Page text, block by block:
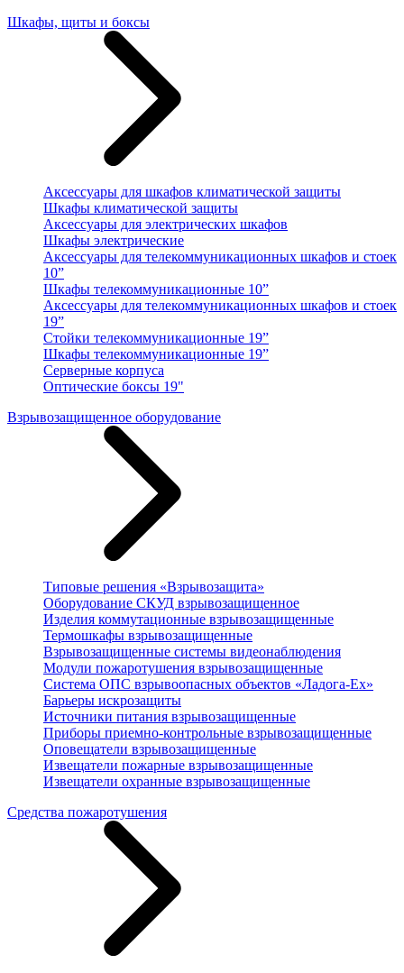
Шкафы, щиты и боксы
Аксессуары для шкафов климатической защиты
Шкафы климатической защиты
Аксессуары для электрических шкафов
Шкафы электрические
Аксессуары для телекоммуникационных шкафов и стоек
10”
Шкафы телекоммуникационные 10”
Аксессуары для телекоммуникационных шкафов и стоек
19”
Стойки телекоммуникационные 19”
Шкафы телекоммуникационные 19”
Серверные корпуса
Оптические боксы 19"
Взрывозащищенное оборудование
Типовые решения «Взрывозащита»
Оборудование СКУД взрывозащищенное
Изделия коммутационные взрывозащищенные
Термошкафы взрывозащищенные
Взрывозащищенные системы видеонаблюдения
Модули пожаротушения взрывозащищенные
Система ОПС взрывоопасных объектов «Ладога-Ex»
Барьеры искрозащиты
Источники питания взрывозащищенные
Приборы приемно-контрольные взрывозащищенные
Оповещатели взрывозащищенные
Извещатели пожарные взрывозащищенные
Извещатели охранные взрывозащищенные
Средства пожаротушения